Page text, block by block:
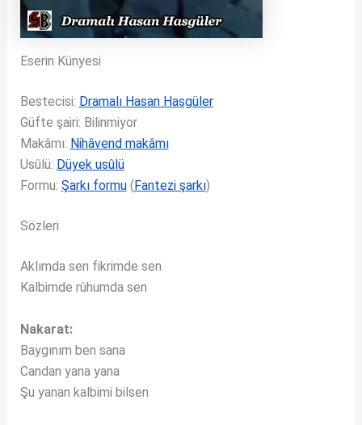
Eserin Künyesi
Bestecisi: Dramalı Hasan Hasgüler
Güfte şairi: Bilinmiyor
Makâmı: Nihâvend makâmı
Usûlü: Düyek usûlü
Formu: Şarkı formu(Fantezi şarkı)
Sözleri
Aklımda sen fikrimde sen
Kalbimde rûhumda sen
Nakarat:
Baygınım ben sana
Candan yana yana
Şu yanan kalbimi bilsen